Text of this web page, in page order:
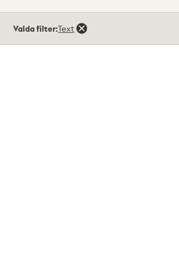
träffar
Valda filter:Text